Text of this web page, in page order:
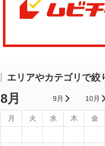
エリアやカテゴリで絞
8月 9月 10月
月 火 水 木 金